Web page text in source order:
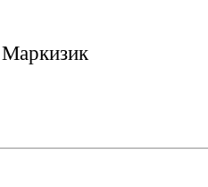
Маркизик